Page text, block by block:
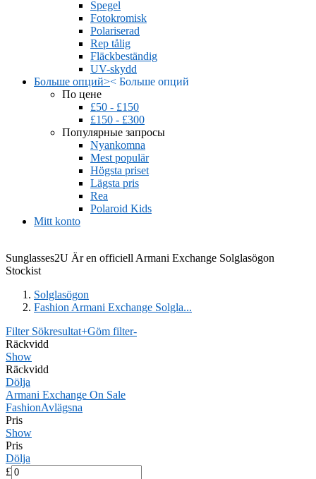
Spegel
Fotokromisk
Polariserad
Rep tålig
Fläckbeständig
UV-skydd
Больше опций>< Больше опций
По цене
£50 - £150
£150 - £300
Популярные запросы
Nyankomna
Mest populär
Högsta priset
Lägsta pris
Rea
Polaroid Kids
Mitt konto
Sunglasses2U Är en officiell Armani Exchange Solglasögon
Stockist
Solglasögon
Fashion Armani Exchange Solgla...
Filter Sökresultat+Göm filter-
Räckvidd
Show
Räckvidd
Dölja
Armani Exchange On Sale
FashionAvlägsna
Pris
Show
Pris
Dölja
£